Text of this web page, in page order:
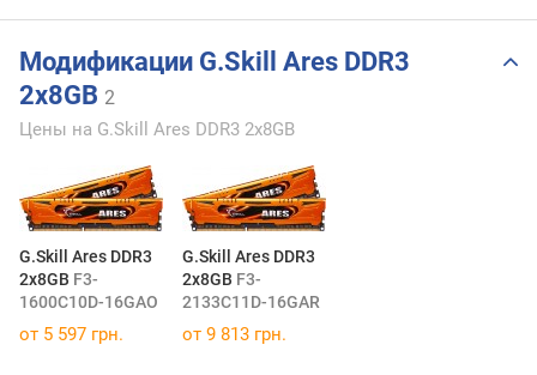
Модификации G.Skill Ares DDR3
2x8GB 2
Цены на G.Skill Ares DDR3 2x8GB
G.Skill Ares DDR3
2x8GB F3-
1600C10D-16GAO
G.Skill Ares DDR3
2x8GB F3-
2133C11D-16GAR
от 5 597 грн. от 9 813 грн.